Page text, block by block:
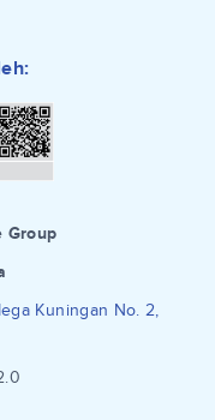
Group
Kuningan No. 2,